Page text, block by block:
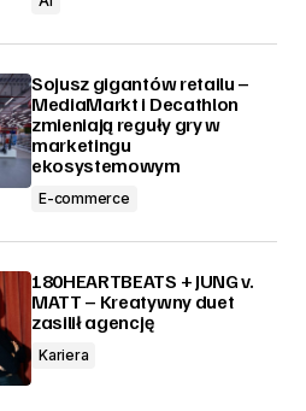
Sojusz gigantów retailu –
MediaMarkt i Decathlon
zmieniają reguły gry w
marketingu
ekosystemowym
E-commerce
180HEARTBEATS + JUNG v.
MATT – Kreatywny duet
zasilił agencję
Kariera